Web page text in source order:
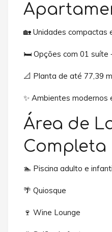
🏡 Unidades compactas
🛏️ Opções com 01 suíte
📐 Planta de até 77,39
✨ Ambientes modernos
Área de
Completa
🏊 Piscina adulto e
🌴 Quiosque
🍷 Wine Lounge